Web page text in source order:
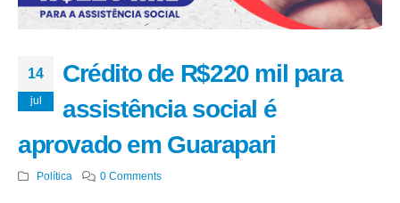
14
jul
Crédito de R$220 mil para
assistência social é
aprovado em Guarapari
Política 0 Comments